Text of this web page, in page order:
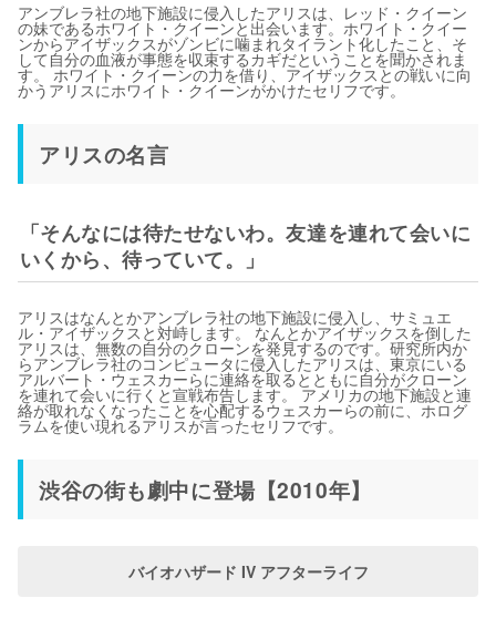
アンブレラ社の地下施設に侵入したアリスは、レッド・クイーン
の妹であるホワイト・クイーンと出会います。ホワイト・クイー
ンからアイザックスがゾンビに噛まれタイラント化したこと、そ
して自分の血液が事態を収束するカギだということを聞かされま
す。 ホワイト・クイーンの力を借り、アイザックスとの戦いに向
かうアリスにホワイト・クイーンがかけたセリフです。
アリスの名言
「そんなには待たせないわ。友達を連れて会いに
いくから、待っていて。」
アリスはなんとかアンブレラ社の地下施設に侵入し、サミュエ
ル・アイザックスと対峙します。 なんとかアイザックスを倒した
アリスは、無数の自分のクローンを発見するのです。研究所内か
らアンブレラ社のコンピュータに侵入したアリスは、東京にいる
アルバート・ウェスカーらに連絡を取るとともに自分がクローン
を連れて会いに行くと宣戦布告します。 アメリカの地下施設と連
絡が取れなくなったことを心配するウェスカーらの前に、ホログ
ラムを使い現れるアリスが言ったセリフです。
渋谷の街も劇中に登場【2010年】
バイオハザード IV アフターライフ